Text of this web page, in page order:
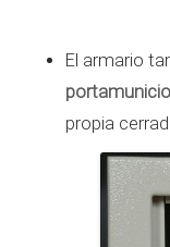
El armario
propia